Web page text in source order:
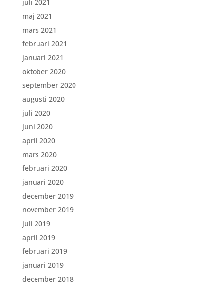
juli 2021
maj 2021
mars 2021
februari 2021
januari 2021
oktober 2020
september 2020
augusti 2020
juli 2020
juni 2020
april 2020
mars 2020
februari 2020
januari 2020
december 2019
november 2019
juli 2019
april 2019
februari 2019
januari 2019
december 2018